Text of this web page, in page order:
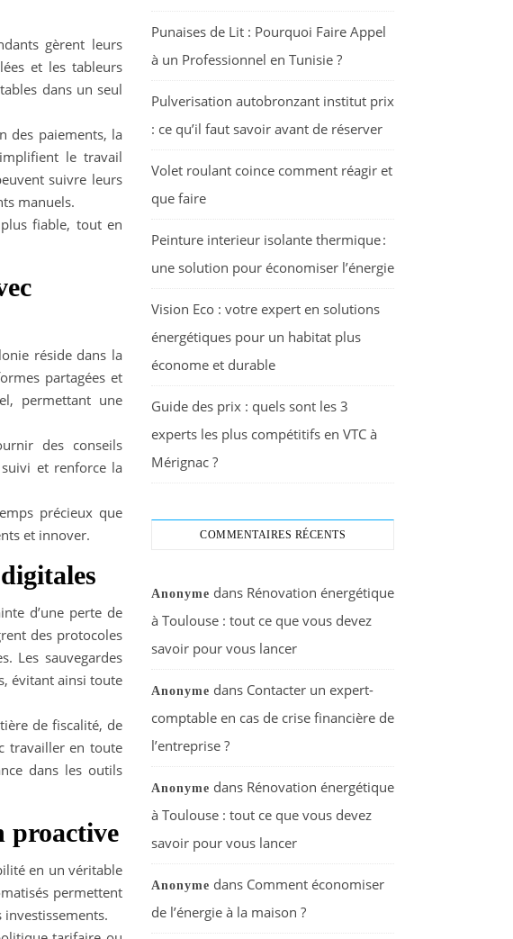
gèrent leurs
et les tableurs
dans un seul
des paiements, la
le travail
suivre leurs
manuels.
fiable, tout en
réside dans la
partagées et
permettant une
des conseils
et renforce la
précieux que
et innover.
d’une perte de
des protocoles
Les sauvegardes
évitant ainsi toute
de fiscalité, de
travailler en toute
dans les outils
proactive
en un véritable
permettent
investissements.
Punaises de Lit : Pourquoi Faire Appel
à un Professionnel en Tunisie ?
Pulverisation autobronzant institut prix
: ce qu’il faut savoir avant de réserver
Volet roulant coince comment réagir et
que faire
Peinture interieur isolante thermique :
une solution pour économiser l’énergie
Vision Eco : votre expert en solutions
énergétiques pour un habitat plus
économe et durable
Guide des prix : quels sont les 3
experts les plus compétitifs en VTC à
Mérignac ?
COMMENTAIRES RÉCENTS
Anonyme dans Rénovation énergétique
à Toulouse : tout ce que vous devez
savoir pour vous lancer
Anonyme dans Contacter un expert-
comptable en cas de crise financière de
l’entreprise ?
Anonyme dans Rénovation énergétique
à Toulouse : tout ce que vous devez
savoir pour vous lancer
Anonyme dans Comment économiser
de l’énergie à la maison ?